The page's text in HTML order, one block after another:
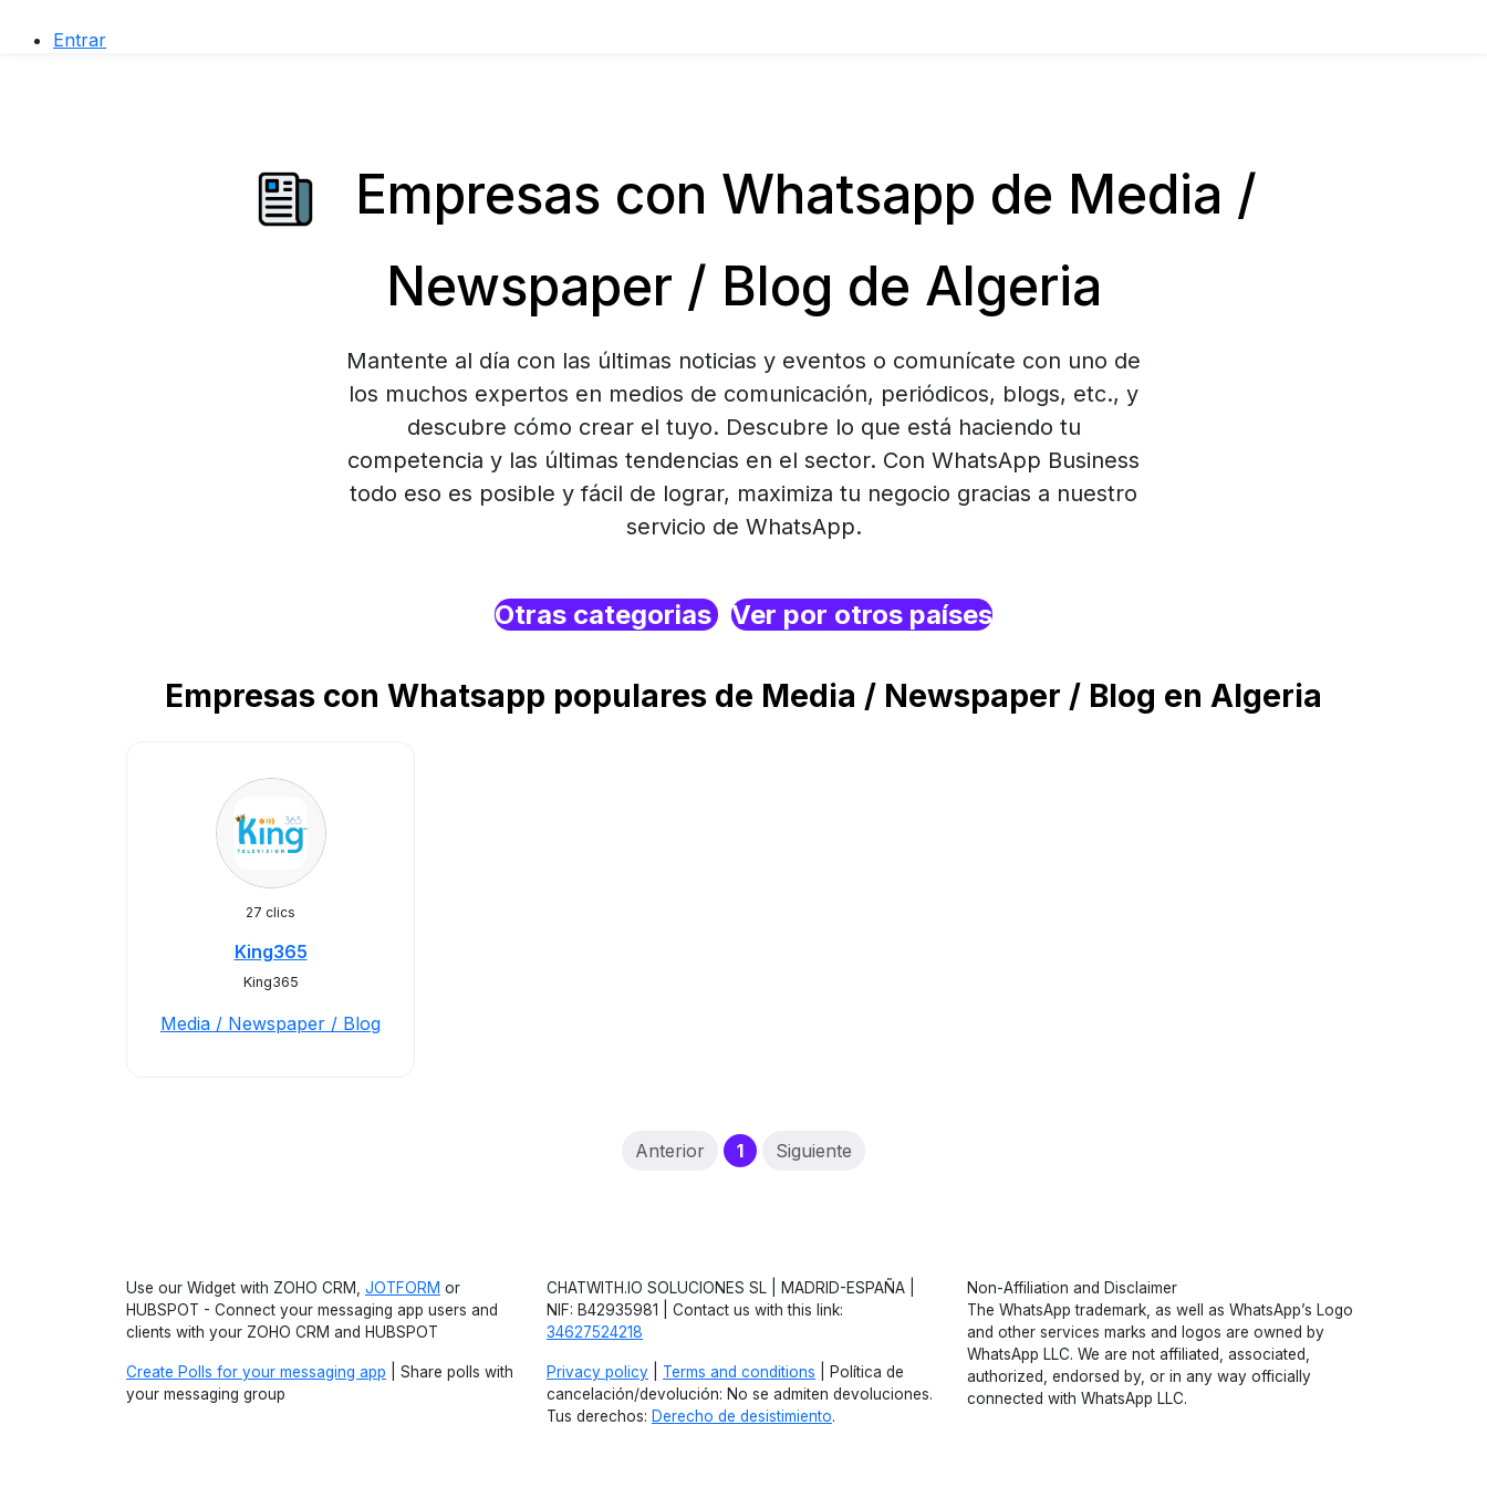
Entrar
Empresas con Whatsapp de Media /
Newspaper / Blog de Algeria
Mantente al día con las últimas noticias y eventos o comunícate con uno de
los muchos expertos en medios de comunicación, periódicos, blogs, etc., y
descubre cómo crear el tuyo. Descubre lo que está haciendo tu
competencia y las últimas tendencias en el sector. Con WhatsApp Business
todo eso es posible y fácil de lograr, maximiza tu negocio gracias a nuestro
servicio de WhatsApp.
Otras categorias Ver por otros países
Empresas con Whatsapp populares de Media / Newspaper / Blog en Algeria
27 clics
King365
King365
Media / Newspaper / Blog
Anterior 1(current)
Siguiente
Use our Widget with ZOHO CRM, JOTFORM or
HUBSPOT - Connect your messaging app users and
clients with your ZOHO CRM and HUBSPOT
Create Polls for your messaging app | Share polls with
your messaging group
CHATWITH.IO SOLUCIONES SL | MADRID-ESPAÑA |
NIF: B42935981 | Contact us with this link:
34627524218
Privacy policy Terms and conditions | Política de
cancelación/devolución: No se admiten devoluciones.
Tus derechos: Derecho de desistimiento.
Non-Affiliation and Disclaimer
The WhatsApp trademark, as well as WhatsApp’s Logo
and other services marks and logos are owned by
WhatsApp LLC. We are not affiliated, associated,
authorized, endorsed by, or in any way officially
connected with WhatsApp LLC.